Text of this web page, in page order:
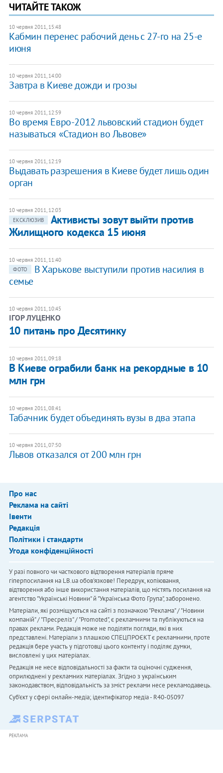
ЧИТАЙТЕ ТАКОЖ
10 червня 2011, 15:48
Кабмин перенес рабочий день с 27-го на 25-е
июня
10 червня 2011, 14:00
Завтра в Киеве дожди и грозы
10 червня 2011, 12:59
Во время Евро-2012 львовский стадион будет
называться «Стадион во Львове»
10 червня 2011, 12:19
Выдавать разрешения в Киеве будет лишь один
орган
10 червня 2011, 12:03
ЕКСКЛЮЗИВ
Активисты зовут выйти против
Жилищного кодекса 15 июня
10 червня 2011, 11:40
ФОТО
В Харькове выступили против насилия в
семье
10 червня 2011, 10:45
ІГОР ЛУЦЕНКО
10 питань про Десятинку
10 червня 2011, 09:18
В Киеве ограбили банк на рекордные в 10
млн грн
10 червня 2011, 08:41
Табачник будет объединять вузы в два этапа
10 червня 2011, 07:50
Львов отказался от 200 млн грн
Про нас
Реклама на сайті
Івенти
Редакція
Політики і стандарти
Угода конфіденційності
У разі повного чи часткового відтворення матеріалів пряме
гіперпосилання на LB.ua обов'язкове! Передрук, копіювання,
відтворення або інше використання матеріалів, що містять посилання на
агентство "Українськi Новини" й "Українська Фото Група", заборонено.
Матеріали, які розміщуються на сайті з позначкою "Реклама" / "Новини
компаній" / "Пресреліз" / "Promoted", є рекламними та публікуються на
правах реклами. Редакція може не поділяти погляди, які в них
представлені. Матеріали з плашкою СПЕЦПРОЄКТ є рекламними, проте
редакція бере участь у підготовці цього контенту і поділяє думки,
висловлені у цих матеріалах.
Редакція не несе відповідальності за факти та оціночні судження,
оприлюднені у рекламних матеріалах. Згідно з українським
законодавством, відповідальність за зміст реклами несе рекламодавець.
Cуб'єкт у сфері онлайн-медіа; ідентифікатор медіа - R40-05097
РЕКЛАМА